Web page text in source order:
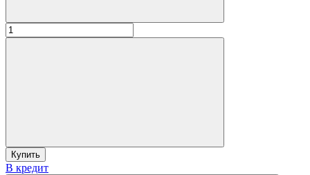
Купить
В кредит